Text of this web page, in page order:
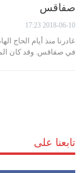
صفاقس
2018-06-10 17:23
غادرنا منذ أيام الحاج
في صفاقس. وقد كان
تابعنا على